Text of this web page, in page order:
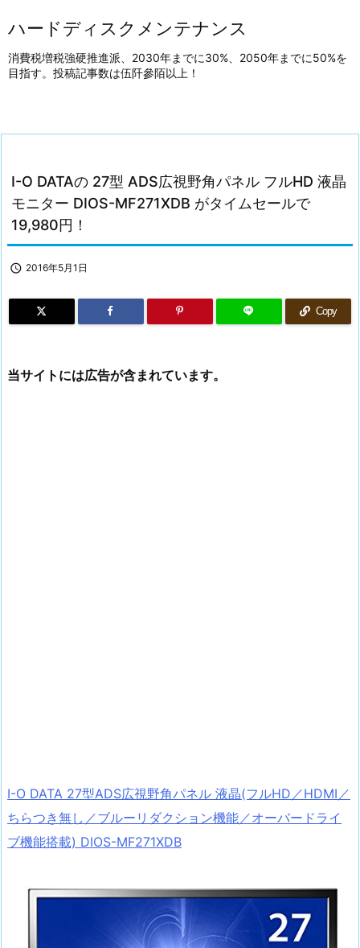
ハードディスクメンテナンス
消費税増税強硬推進派、2030年までに30%、2050年までに50%を
目指す。投稿記事数は伍阡參陌以上！
I-O DATAの 27型 ADS広視野角パネル フルHD 液晶
モニター DIOS-MF271XDB がタイムセールで
19,980円！
 2016年5月1日
Copy
当サイトには広告が含まれています。
I-O DATA 27型ADS広視野角パネル 液晶(フルHD／HDMI／
ちらつき無し／ブルーリダクション機能／オーバードライ
ブ機能搭載) DIOS-MF271XDB